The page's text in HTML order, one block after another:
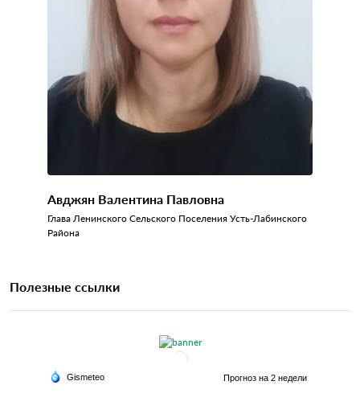
Авджян Валентина Павловна
Глава Ленинского Сельского Поселения Усть-Лабинского
Района
Полезные ссылки